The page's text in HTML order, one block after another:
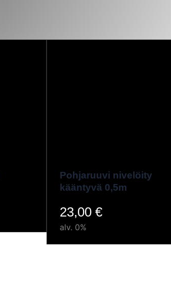
Pohjaruuvi nivelöity
kääntyvä 0,5m
23,00 €
alv. 0%